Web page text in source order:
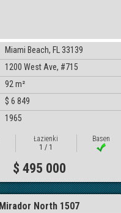
Miami Beach, FL 33139
1200 West Ave, #715
92 m²
$ 6 849
1965
Łazienki
1 / 1
Basen
$ 495 000
Mirador North 1507